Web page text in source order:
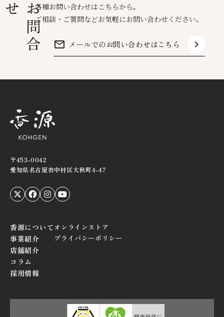
お
問
合
せ
各種お問い合わせはこちらから。
ご相談・ご質問などお気軽にお問い合わせください。
mail_outline メールでのお問い合わせはこちら keyboard_arrow_right
〒453-0042
愛知県名古屋市中村区大秋町4-47
香源について
事業紹介
店舗紹介
コラム
採用情報
オンラインストア
プライバシーポリシー